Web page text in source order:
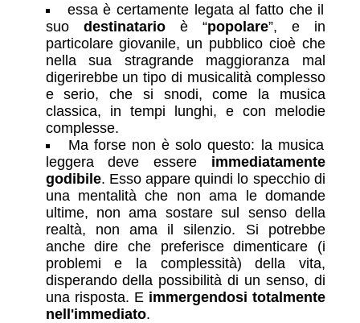
essa è certamente legata al fatto che il
suo destinatarioè “popolare”, e in
particolare giovanile, un pubblico cioè che
nella sua stragrande maggioranza mal
digerirebbe un tipo di musicalità complesso
e serio, che si snodi, come la musica
classica, in tempi lunghi, e con melodie
complesse.
Ma forse non è solo questo: la musica
leggera deve essere immediatamente
godibile. Esso appare quindi lo specchio di
una mentalità che non ama le domande
ultime, non ama sostare sul senso della
realtà, non ama il silenzio. Si potrebbe
anche dire che preferisce dimenticare (i
problemi e la complessità) della vita,
disperando della possibilità di un senso, di
una risposta. E immergendosi totalmente
nell'immediato.